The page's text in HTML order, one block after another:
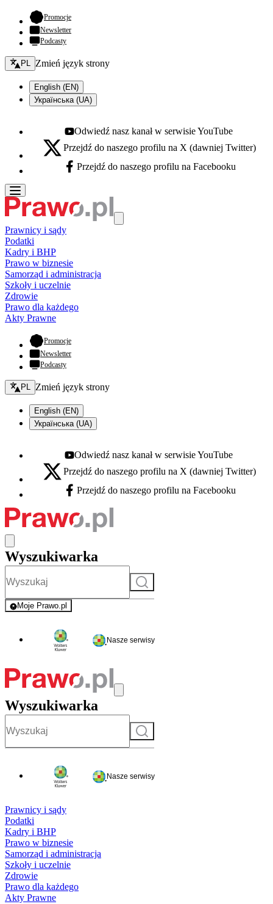
Promocje- otwiera się w nowej karcie
Newsletter
Podcasty
Zmień język - bieżący:
PL Zmień język strony
English (EN)
Українська (UA)
Youtube - otwiera się w nowej karcie
Odwiedź nasz kanał w serwisie YouTube
X - otwiera się w nowej karcie
Przejdź do naszego profilu na X (dawniej Twitter)
Facebook - otwiera się w nowej karcie
Przejdź do naszego profilu na Facebooku
Prawnicy i sądy
Podatki
Kadry i BHP
Prawo w biznesie
Samorząd i administracja
Szkoły i uczelnie
Zdrowie
Prawo dla każdego
Akty Prawne
Promocje- otwiera się w nowej karcie
Newsletter
Podcasty
Zmień język - bieżący:
PL Zmień język strony
English (EN)
Українська (UA)
Youtube - otwiera się w nowej karcie
Odwiedź nasz kanał w serwisie YouTube
X - otwiera się w nowej karcie
Przejdź do naszego profilu na X (dawniej Twitter)
Facebook - otwiera się w nowej karcie
Przejdź do naszego profilu na Facebooku
Wyszukiwarka
Szukaj
Moje Prawo.pl
- rejestracja i logowanie do serwisu
Nasze serwisy
Wyszukiwarka
Szukaj
Nasze serwisy
Prawnicy i sądy
Podatki
Kadry i BHP
Prawo w biznesie
Samorząd i administracja
Szkoły i uczelnie
Zdrowie
Prawo dla każdego
Akty Prawne